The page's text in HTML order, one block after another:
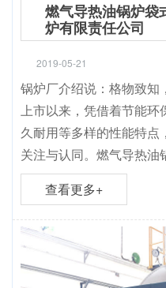
燃气导热油锅炉袋
炉有限责任公司
2019-05-21
锅炉厂介绍说：格物致知
上市以来，凭借着节能环
久耐用等多样的性能特
关注与认同。燃气导热油
查看更多+